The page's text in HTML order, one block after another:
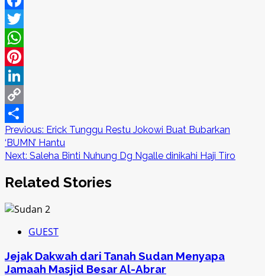
Facebook
Twitter
WhatsApp
Pinterest
LinkedIn
Copy
Link
Share
Post
navigation
Previous: Erick Tunggu Restu Jokowi Buat Bubarkan
‘BUMN’ Hantu
Next: Saleha Binti Nuhung Dg Ngalle dinikahi Haji Tiro
Related Stories
GUEST
Jejak Dakwah dari Tanah Sudan Menyapa
Jamaah Masjid Besar Al-Abrar